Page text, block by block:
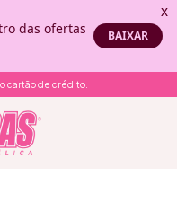
cartão de crédito.